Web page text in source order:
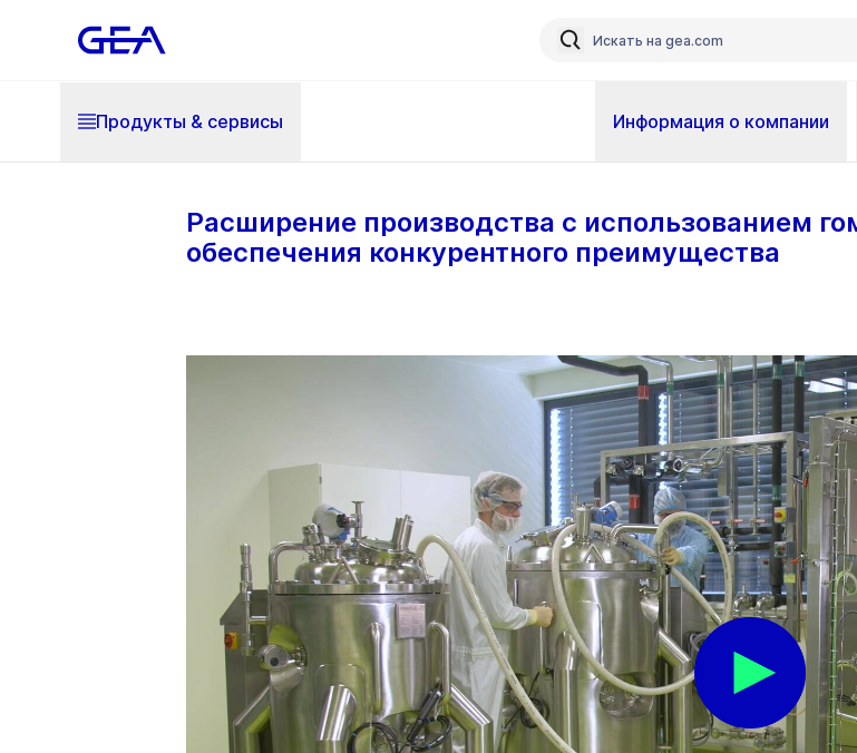
Продукты & cервисы Информация о компании
Расширение производства с использованием
обеспечения конкурентного преимущества